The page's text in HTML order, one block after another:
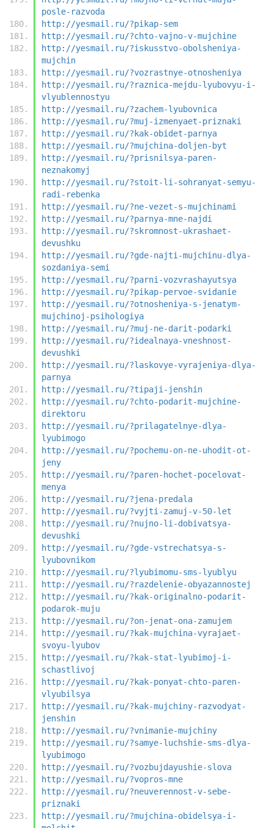
posle-razvoda
http://yesmail.ru/?pikap-sem
http://yesmail.ru/?chto-vajno-v-mujchine
http://yesmail.ru/?iskusstvo-obolsheniya-
mujchin
http://yesmail.ru/?vozrastnye-otnosheniya
http://yesmail.ru/?raznica-mejdu-lyubovyu-i-
vlyublennostyu
http://yesmail.ru/?zachem-lyubovnica
http://yesmail.ru/?muj-izmenyaet-priznaki
http://yesmail.ru/?kak-obidet-parnya
http://yesmail.ru/?mujchina-doljen-byt
http://yesmail.ru/?prisnilsya-paren-
neznakomyj
http://yesmail.ru/?stoit-li-sohranyat-semyu-
radi-rebenka
http://yesmail.ru/?ne-vezet-s-mujchinami
http://yesmail.ru/?parnya-mne-najdi
http://yesmail.ru/?skromnost-ukrashaet-
devushku
http://yesmail.ru/?gde-najti-mujchinu-dlya-
sozdaniya-semi
http://yesmail.ru/?parni-vozvrashayutsya
http://yesmail.ru/?pikap-pervoe-svidanie
http://yesmail.ru/?otnosheniya-s-jenatym-
mujchinoj-psihologiya
http://yesmail.ru/?muj-ne-darit-podarki
http://yesmail.ru/?idealnaya-vneshnost-
devushki
http://yesmail.ru/?laskovye-vyrajeniya-dlya-
parnya
http://yesmail.ru/?tipaji-jenshin
http://yesmail.ru/?chto-podarit-mujchine-
direktoru
http://yesmail.ru/?prilagatelnye-dlya-
lyubimogo
http://yesmail.ru/?pochemu-on-ne-uhodit-ot-
jeny
http://yesmail.ru/?paren-hochet-pocelovat-
menya
http://yesmail.ru/?jena-predala
http://yesmail.ru/?vyjti-zamuj-v-50-let
http://yesmail.ru/?nujno-li-dobivatsya-
devushki
http://yesmail.ru/?gde-vstrechatsya-s-
lyubovnikom
http://yesmail.ru/?lyubimomu-sms-lyublyu
http://yesmail.ru/?razdelenie-obyazannostej
http://yesmail.ru/?kak-originalno-podarit-
podarok-muju
http://yesmail.ru/?on-jenat-ona-zamujem
http://yesmail.ru/?kak-mujchina-vyrajaet-
svoyu-lyubov
http://yesmail.ru/?kak-stat-lyubimoj-i-
schastlivoj
http://yesmail.ru/?kak-ponyat-chto-paren-
vlyubilsya
http://yesmail.ru/?kak-mujchiny-razvodyat-
jenshin
http://yesmail.ru/?vnimanie-mujchiny
http://yesmail.ru/?samye-luchshie-sms-dlya-
lyubimogo
http://yesmail.ru/?vozbujdayushie-slova
http://yesmail.ru/?vopros-mne
http://yesmail.ru/?neuverennost-v-sebe-
priznaki
http://yesmail.ru/?mujchina-obidelsya-i-